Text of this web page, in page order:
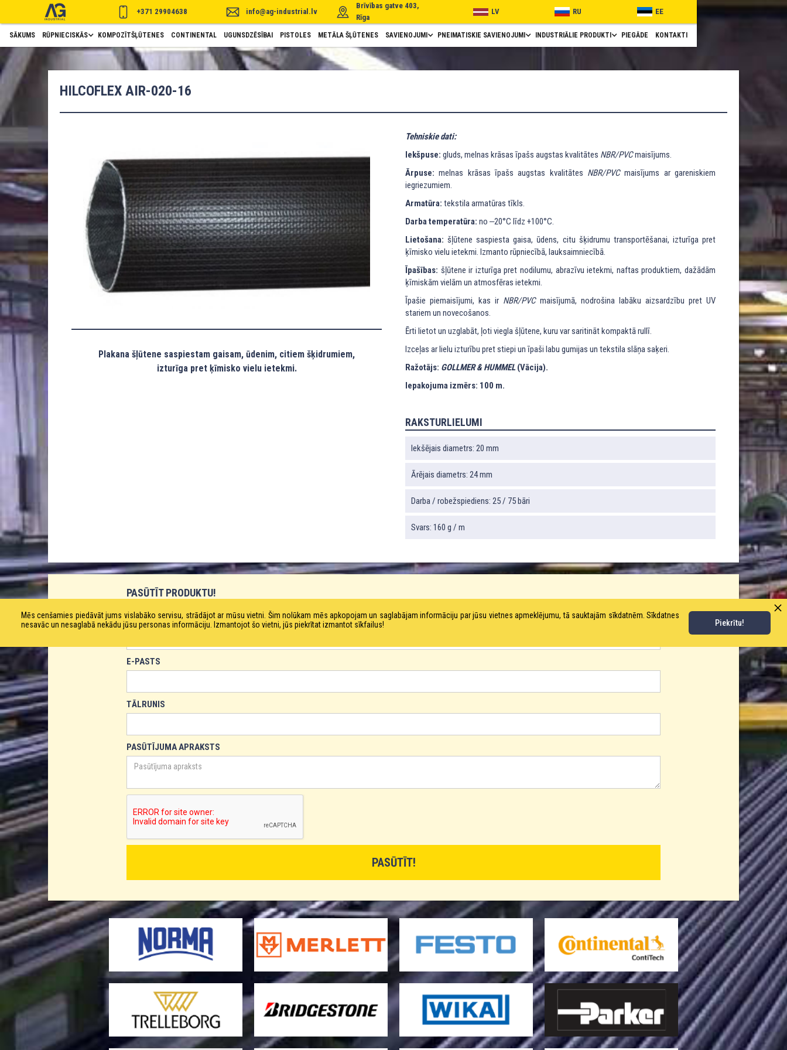
+371 29904638 info@ag-industrial.lv
Brīvības gatve 403,
Rīga
LV RU EE
SĀKUMS RŪPNIECISKĀS KOMPOZĪTŠĻŪTENES CONTINENTAL UGUNSDZĒSĪBAI PISTOLES METĀLA ŠĻŪTENES SAVIENOJUMI PNEIMATISKIE SAVIENOJUMI INDUSTRIĀLIE PRODUKTI PIEGĀDE KONTAKTI
HILCOFLEX AIR-020-16
Plakana šļūtene saspiestam gaisam, ūdenim, citiem šķidrumiem,
izturīga pret ķīmisko vielu ietekmi.
Tehniskie dati:
Iekšpuse: gluds, melnas krāsas īpašs augstas kvalitātes NBR/PVCmaisījums.
Ārpuse: melnas krāsas īpašs augstas kvalitātes NBR/PVCmaisījums ar gareniskiem
iegriezumiem.
Armatūra: tekstila armatūras tīkls.
Darba temperatūra: no ‒20°C līdz +100°C.
Lietošana: šļūtene saspiesta gaisa, ūdens, citu šķidrumu transportēšanai, izturīga pret
ķīmisko vielu ietekmi. Izmanto rūpniecībā, lauksaimniecībā.
Īpašības: šļūtene ir izturīga pret nodilumu, abrazīvu ietekmi, naftas produktiem, dažādām
ķīmiskām vielām un atmosfēras ietekmi.
Īpašie piemaisījumi, kas ir NBR/PVCmaisījumā, nodrošina labāku aizsardzību pret UV
stariem un novecošanos.
Ērti lietot un uzglabāt, ļoti viegla šļūtene, kuru var saritināt kompaktā rullī.
Izceļas ar lielu izturību pret stiepi un īpaši labu gumijas un tekstila slāņa saķeri.
Ražotājs: GOLLMER & HUMMEL (Vācija).
Iepakojuma izmērs: 100 m.
RAKSTURLIELUMI
Iekšējais diametrs: 20 mm
Ārējais diametrs: 24 mm
Darba / robežspiediens: 25 / 75 bāri
Svars: 160 g / m
PASŪTĪT PRODUKTU!
VĀRDS
E-PASTS
TĀLRUNIS
PASŪTĪJUMA APRAKSTS
Mēs cenšamies piedāvāt jums vislabāko servisu, strādājot ar mūsu vietni. Šim nolūkam mēs apkopojam un saglabājam informāciju par jūsu vietnes apmeklējumu, tā sauktajām sīkdatnēm. Sīkdatnes
nesavāc un nesaglabā nekādu jūsu personas informāciju. Izmantojot šo vietni, jūs piekrītat izmantot sīkfailus!
Piekrītu!